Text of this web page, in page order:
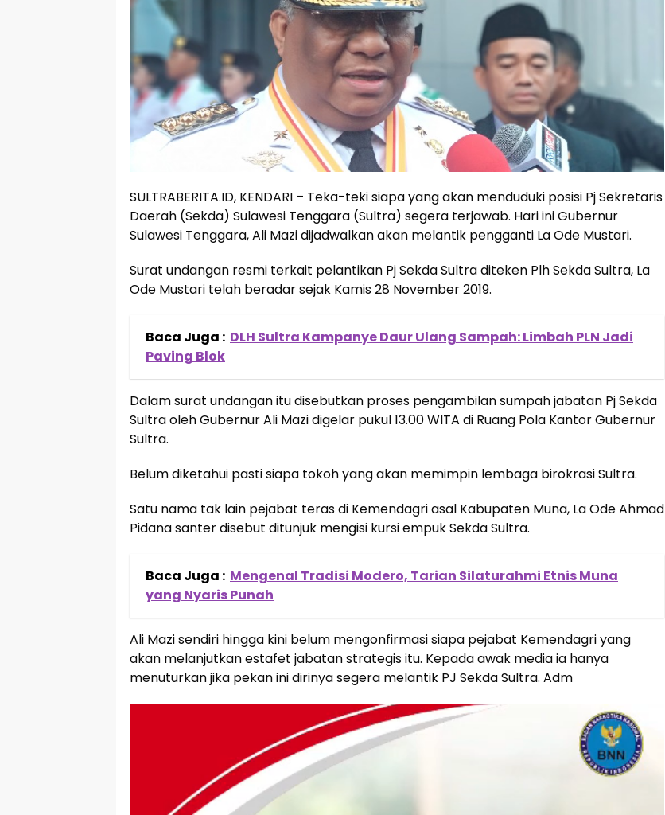
SULTRABERITA.ID, KENDARI – Teka-teki siapa yang akan menduduki posisi Pj Sekretaris
Daerah (Sekda) Sulawesi Tenggara (Sultra) segera terjawab. Hari ini Gubernur
Sulawesi Tenggara, Ali Mazi dijadwalkan akan melantik pengganti La Ode Mustari.
Surat undangan resmi terkait pelantikan Pj Sekda Sultra diteken Plh Sekda Sultra, La
Ode Mustari telah beradar sejak Kamis 28 November 2019.
Baca Juga : DLH Sultra Kampanye Daur Ulang Sampah: Limbah PLN Jadi
Paving Blok
Dalam surat undangan itu disebutkan proses pengambilan sumpah jabatan Pj Sekda
Sultra oleh Gubernur Ali Mazi digelar pukul 13.00 WITA di Ruang Pola Kantor Gubernur
Sultra.
Belum diketahui pasti siapa tokoh yang akan memimpin lembaga birokrasi Sultra.
Satu nama tak lain pejabat teras di Kemendagri asal Kabupaten Muna, La Ode Ahmad
Pidana santer disebut ditunjuk mengisi kursi empuk Sekda Sultra.
Baca Juga : Mengenal Tradisi Modero, Tarian Silaturahmi Etnis Muna
yang Nyaris Punah
Ali Mazi sendiri hingga kini belum mengonfirmasi siapa pejabat Kemendagri yang
akan melanjutkan estafet jabatan strategis itu. Kepada awak media ia hanya
menuturkan jika pekan ini dirinya segera melantik PJ Sekda Sultra. Adm